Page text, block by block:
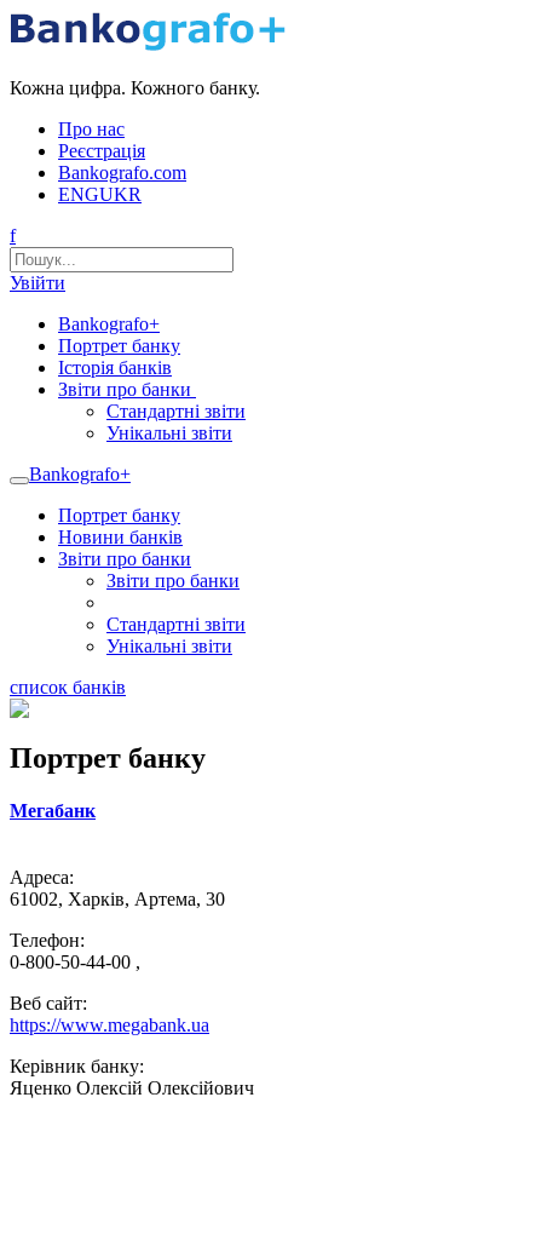
Кожна цифра. Кожного банку.
Про нас
Реєстрація
Bankografo.com
ENGUKR
f
Увійти
Bankografo+
Портрет банку
Історія банків
Звіти про банки
Стандартні звіти
Унікальні звіти
Bankografo+
Портрет банку
Новини банків
Звіти про банки
Звіти про банки
Стандартні звіти
Унікальні звіти
список банків
Портрет банку
Мегабанк
Адреса:
61002, Харків, Артема, 30
Телефон:
0-800-50-44-00 ,
Веб сайт:
https://www.megabank.ua
Керівник банку:
Яценко Олексій Олексійович